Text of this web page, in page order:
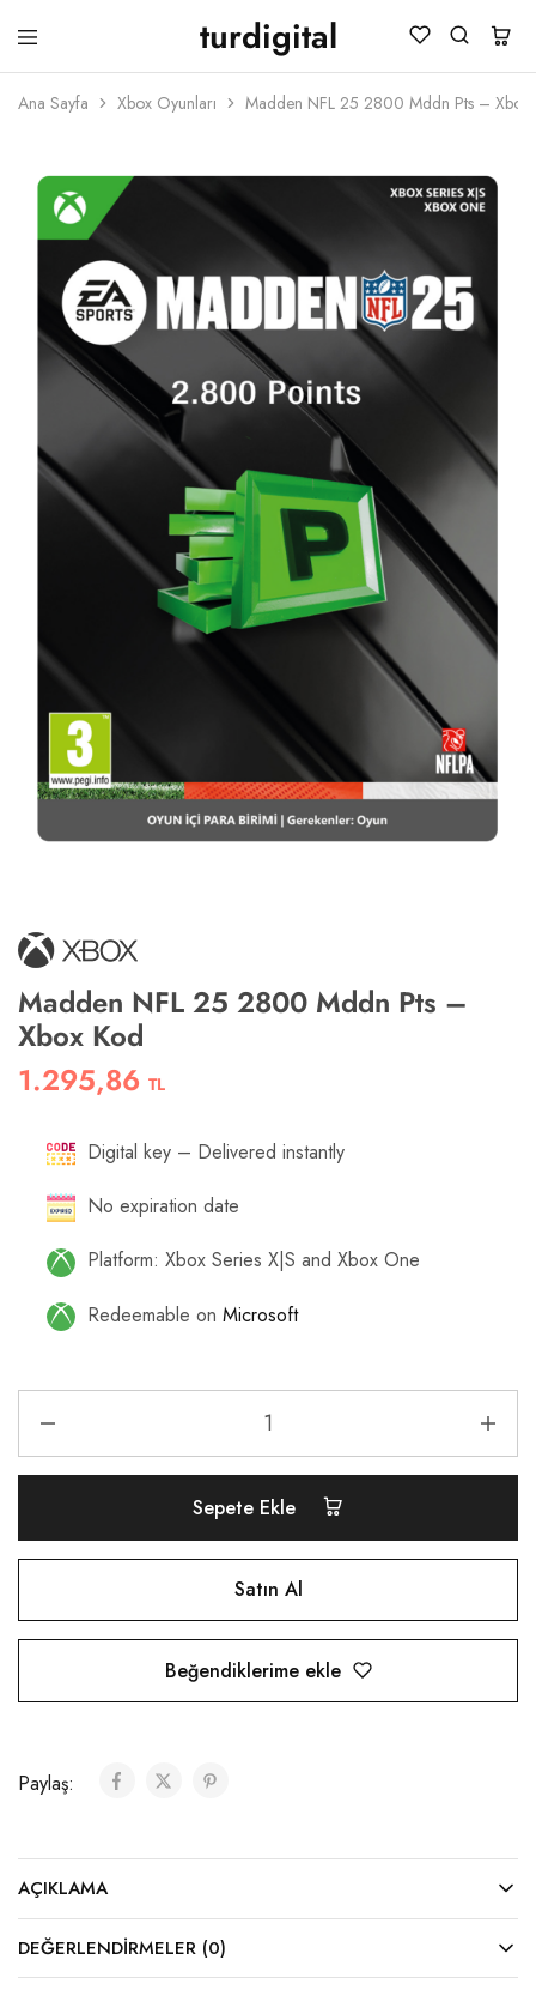
turdigital
TURDIGITAL
Dijital
Kartları
&
Ana Sayfa Xbox Oyunları Madden NFL 25 2800 Mddn Pts – Xbox
Madden NFL 25 2800 Mddn Pts –
Xbox Kod
1.295,86 TL
Digital key – Delivered instantly
No expiration date
Platform: Xbox Series X|S and Xbox One
Redeemable on Microsoft
Sepete Ekle
Satın Al
Beğendiklerime ekle
Paylaş:
AÇIKLAMA
DEĞERLENDIRMELER (0)